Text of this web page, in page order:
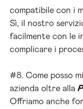
compatibile con i
Sì, il nostro
facilmente con le
complicare i
#8. Come posso
azienda oltre alla
Offriamo anche